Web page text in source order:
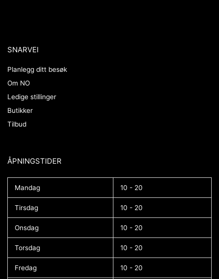
SNARVEI
Planlegg ditt besøk
Om NO
Ledige stillinger
Butikker
Tilbud
ÅPNINGSTIDER​
Mandag 10 - 20
Tirsdag 10 - 20
Onsdag 10 - 20
Torsdag 10 - 20
Fredag 10 - 20